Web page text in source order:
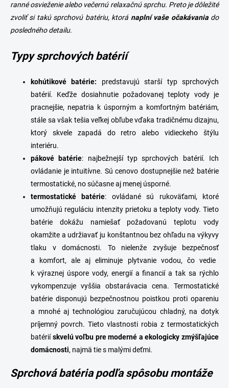
v
ý
u
ranné osvieženie alebo večernú relaxačnú sprchu. Preto je dôležité
zvoliť si takú sprchovú batériu, ktorá naplní vaše očakávaniado
posledného detailu.
Typy sprchových batérií
kohútikové batérie: predstavujú starší typ sprchových
batérií. Keďže dosiahnutie požadovanej teploty vody je
pracnejšie, nepatria k úsporným a komfortným batériám,
stále sa však tešia veľkej obľube vďaka tradičnému dizajnu,
ktorý skvele zapadá do retro alebo vidieckeho štýlu
interiéru.
pákové
batérie: najbežnejší typ sprchových batérií. Ich
ovládanie je intuitívne. Sú cenovo dostupnejšie než batérie
termostatické, no súčasne aj menej úsporné.
termostatické
batérie: ovládané sú rukoväťami, ktoré
umožňujú reguláciu intenzity prietoku a teploty vody. Tieto
batérie dokážu namiešať požadovanú teplotu vody
okamžite a udržiavať ju konštantnou bez ohľadu na výkyvy
tlaku v domácnosti. To nielenže zvyšuje bezpečnosť
a
komfort, ale ajeliminuje plytvanie vodou, čo vedie
k výraznej úspore vody, energií a financií a tak sa rýchlo
vykompenzuje vyššia obstarávacia cena. Termostatické
batérie disponujú bezpečnostnou poistkou proti opareniu
a mnohé aj technológiou zaručujúcou chladný, na dotyk
príjemný povrch. Tieto vlastnosti robia z termostatických
batériískvelú voľbu pre moderné a ekologicky zmýšľajúce
domácnosti, najmä tie s malými deťmi.
Sprchová batéria podľa spôsobu montáže